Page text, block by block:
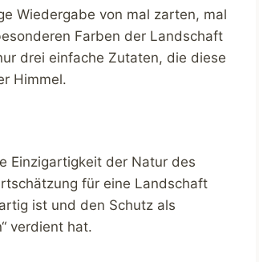
Wiedergabe von mal zarten, mal
Farben der Landschaft
drei einfache Zutaten, die diese
Himmel.
Einzigartigkeit der Natur des
für eine Landschaft
ist und den Schutz als
verdient hat.